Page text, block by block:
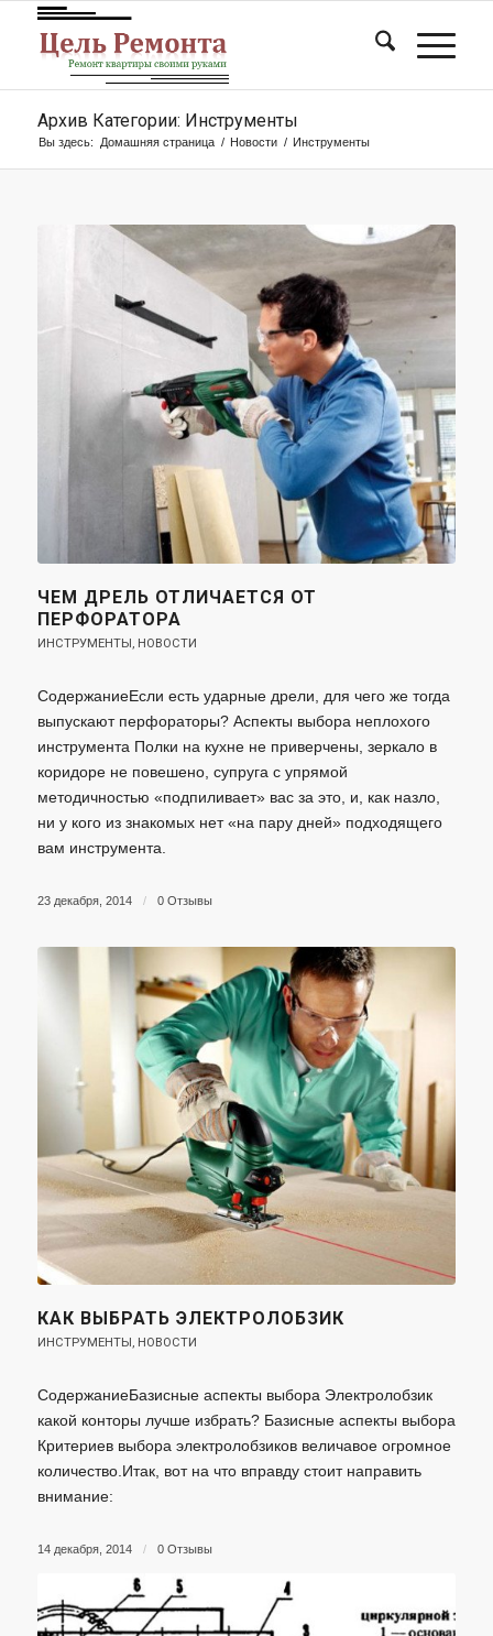
Архив Категории: Инструменты
Вы здесь: Домашняя страница / Новости / Инструменты
ЧЕМ ДРЕЛЬ ОТЛИЧАЕТСЯ ОТ
ПЕРФОРАТОРА
ИНСТРУМЕНТЫ, НОВОСТИ
СодержаниеЕсли есть ударные дрели, для чего же тогда
выпускают перфораторы? Аспекты выбора неплохого
инструмента Полки на кухне не приверчены, зеркало в
коридоре не повешено, супруга с упрямой
методичностью «подпиливает» вас за это, и, как назло,
ни у кого из знакомых нет «на пару дней» подходящего
вам инструмента.
23 декабря, 2014 / 0 Отзывы
КАК ВЫБРАТЬ ЭЛЕКТРОЛОБЗИК
ИНСТРУМЕНТЫ , НОВОСТИ
СодержаниеБазисные аспекты выбора Электролобзик
какой конторы лучше избрать? Базисные аспекты выбора
Критериев выбора электролобзиков величавое огромное
количество.Итак, вот на что вправду стоит направить
внимание:
14 декабря, 2014 / 0 Отзывы